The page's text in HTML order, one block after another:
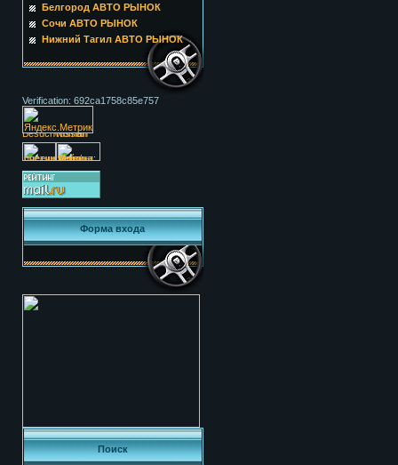
Белгород АВТО РЫНОК
Сочи АВТО РЫНОК
Нижний Тагил АВТО РЫНОК
Verification: 692ca1758c85e757
Форма входа
Поиск